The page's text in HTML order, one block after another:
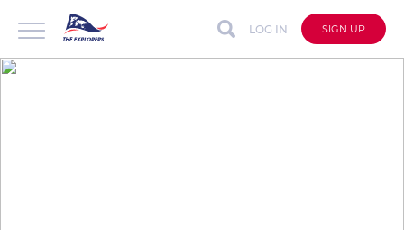
LOG IN SIGN UP